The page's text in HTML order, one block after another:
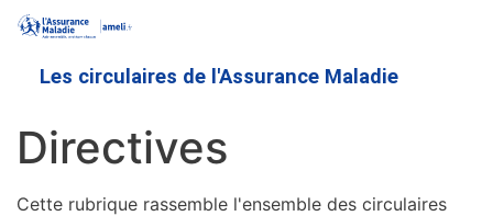
contenu
Les circulaires de l'Assurance Maladie
Directives
Cette rubrique rassemble l'ensemble des circulaires